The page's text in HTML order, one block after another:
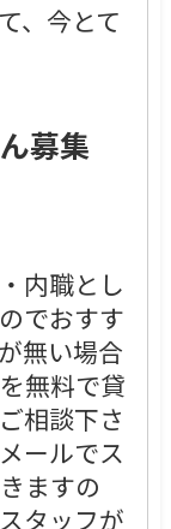
、今とて
募集
内職とし
でおすす
無い場合
無料で貸
相談下さ
ールでス
ますの
タッフが